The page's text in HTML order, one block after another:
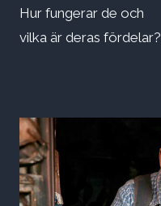
Hur fungerar de och
vilka är deras fördelar?